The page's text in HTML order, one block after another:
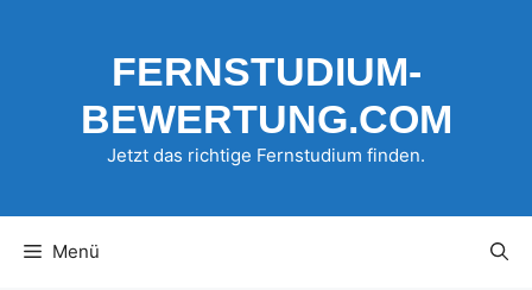
FERNSTUDIUM-
BEWERTUNG.COM
Jetzt das richtige Fernstudium finden.
Menü